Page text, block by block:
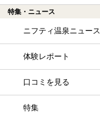
特集・ニュース
ニフティ温泉ニュース
体験レポート
口コミを見る
特集